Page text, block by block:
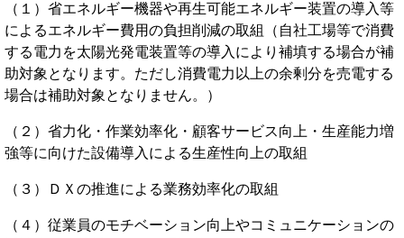
（１）省エネルギー機器や再生可能エネルギー装置の導入等
によるエネルギー費用の負担削減の取組（自社工場等で消費
する電力を太陽光発電装置等の導入により補填する場合が補
助対象となります。ただし消費電力以上の余剰分を売電する
場合は補助対象となりません。）
（２）省力化・作業効率化・顧客サービス向上・生産能力増
強等に向けた設備導入による生産性向上の取組
（３）ＤＸの推進による業務効率化の取組
（４）従業員のモチベーション向上やコミュニケーションの